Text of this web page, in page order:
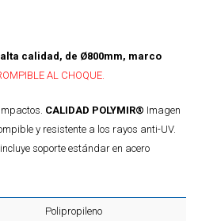
calidad, de Ø800mm, marco
AL CHOQUE.
CALIDAD POLYMIR® Imagen
y resistente a los rayos anti-UV.
soporte estándar en acero
Polipropileno